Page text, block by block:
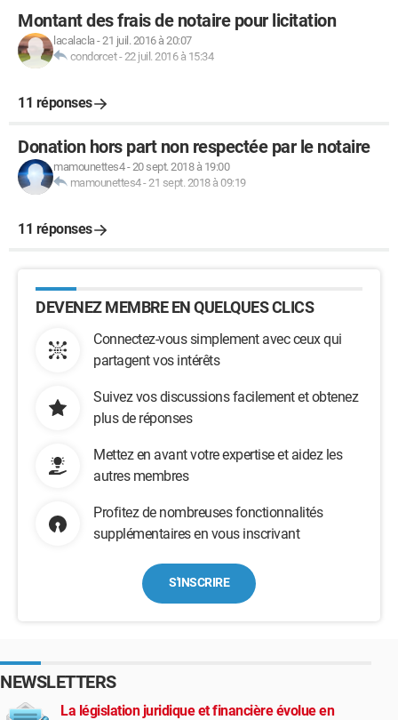
Montant des frais de notaire pour licitation
lacalacla-21 juil. 2016 à 20:07
condorcet-22 juil. 2016 à 15:34
11 réponses
Donation hors part non respectée par le notaire
mamounettes4-20 sept. 2018 à 19:00
mamounettes4-21 sept. 2018 à 09:19
11 réponses
DEVENEZ MEMBRE EN QUELQUES CLICS
Connectez-vous simplement avec ceux qui
partagent vos intérêts
Suivez vos discussions facilement et obtenez
plus de réponses
Mettez en avant votre expertise et aidez les
autres membres
Profitez de nombreuses fonctionnalités
supplémentaires en vous inscrivant
S'INSCRIRE
NEWSLETTERS
La législation juridique et financière évolue en